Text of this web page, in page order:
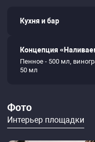
Кухня и бар
Концепция
Пенное - 500 мл,
50 мл
Фото
Интерьер площадки